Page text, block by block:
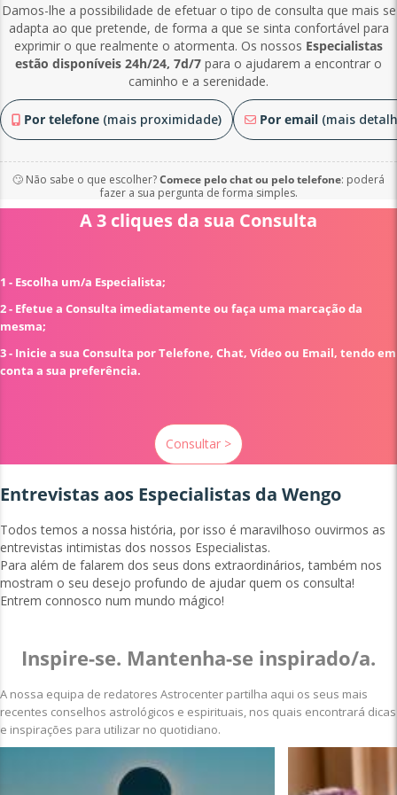
Damos-lhe a possibilidade de efetuar o tipo de consulta que mais se
adapta ao que pretende, de forma a que se sinta confortável para
exprimir o que realmente o atormenta. Os nossos Especialistas
estão disponíveis 24h/24, 7d/7 para o ajudarem a encontrar o
caminho e a serenidade.
Por telefone (mais proximidade) Por email (mais
🙄 Não sabe o que escolher?Comece pelo chat ou pelo telefone: poderá
fazer a sua pergunta de forma simples.
A 3 cliques da sua Consulta
1 - Escolha um/a Especialista;
2 - Efetue a Consulta imediatamente ou faça uma marcação da
mesma;
3 - Inicie a sua Consulta por Telefone, Chat, Vídeo ou Email, tendo em
conta a sua preferência.
Consultar >
Entrevistas aos Especialistas da Wengo
Todos temos a nossa história, por isso é maravilhoso ouvirmos as
entrevistas intimistas dos nossos Especialistas.
Para além de falarem dos seus dons extraordinários, também nos
mostram o seu desejo profundo de ajudar quem os consulta!
Entrem connosco num mundo mágico!
Inspire-se. Mantenha-se inspirado/a.
A nossa equipa de redatores Astrocenter partilha aqui os seus mais
recentes conselhos astrológicos e espirituais, nos quais encontrará dicas
e inspirações para utilizar no quotidiano.